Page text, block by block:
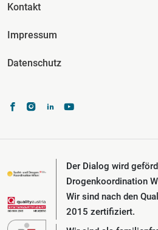
Kontakt
Impressum
Datenschutz
Der Dialog wird
Drogenkoordination
Wir sind nach den
2015 zertifiziert.